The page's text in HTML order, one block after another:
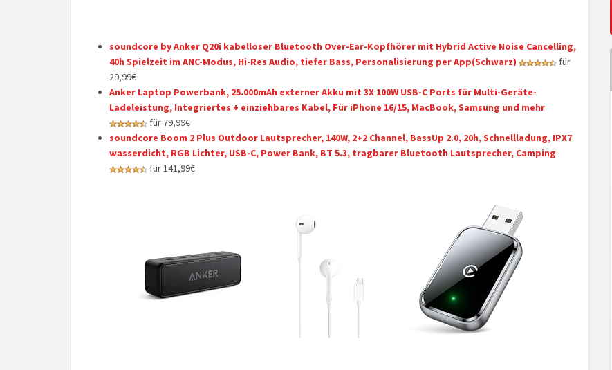
soundcore by Anker Q20i kabelloser Bluetooth Over-Ear-Kopfhörer mit Hybrid Active Noise Cancelling,
40h Spielzeit im ANC-Modus, Hi-Res Audio, tiefer Bass, Personalisierung per App(Schwarz)
für
29,99€
Anker Laptop Powerbank, 25.000mAh externer Akku mit 3X 100W USB-C Ports für Multi-Geräte-
Ladeleistung, Integriertes + einziehbares Kabel, Für iPhone 16/15, MacBook, Samsung und mehr
für 79,99€
soundcore Boom 2 Plus Outdoor Lautsprecher, 140W, 2+2 Channel, BassUp 2.0, 20h, Schnellladung, IPX7
wasserdicht, RGB Lichter, USB-C, Power Bank, BT 5.3, tragbarer Bluetooth Lautsprecher, Camping
für 141,99€